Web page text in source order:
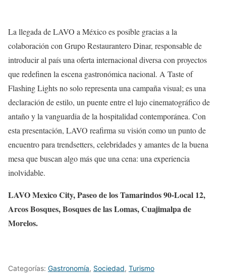
La llegada de LAVO a México es posible gracias a la
colaboración con Grupo Restaurantero Dinar, responsable de
introducir al país una oferta internacional diversa con proyectos
que redefinen la escena gastronómica nacional. A Taste of
Flashing Lights no solo representa una campaña visual; es una
declaración de estilo, un puente entre el lujo cinematográfico de
antaño y la vanguardia de la hospitalidad contemporánea. Con
esta presentación, LAVO reafirma su visión como un punto de
encuentro para trendsetters, celebridades y amantes de la buena
mesa que buscan algo más que una cena: una experiencia
inolvidable.
LAVO Mexico City, Paseo de los Tamarindos 90-Local 12,
Arcos Bosques, Bosques de las Lomas, Cuajimalpa de
Morelos.
Categorías: Gastronomía, Sociedad, Turismo